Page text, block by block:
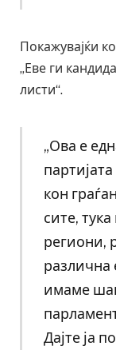
Покажувајќи
„Еве ги
листи“.
„Ова е
кон
сите,
региони,
различна
имаме
Дајте ја